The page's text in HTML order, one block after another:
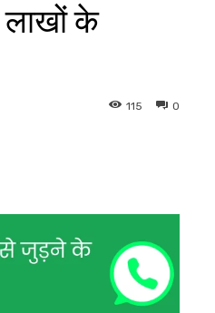
लाखों के
0
115